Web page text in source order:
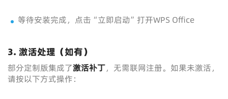
等待安装完成，点击“立即启动”打开WPS Office
3. 激活处理（如有）
部分定制版集成了激活补丁，无需联网注册。如果未激活，
请按以下方式操作：